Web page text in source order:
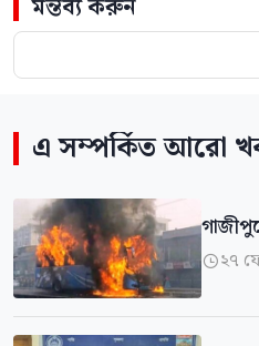
মন্তব্য করুন
এ সম্পর্কিত আরো
২৭